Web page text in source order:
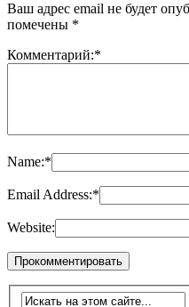
Ваш адрес email не будет
помечены *
Комментарий:*
Name:*
Email Address:*
Website: